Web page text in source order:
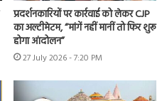
प्रदर्शनकारियों पर कार्रवाई को लेकर CJP
का अल्टीमेटम, “मांगें नहीं मानीं तो फिर शुरू
होगा आंदोलन”
27 July 2026 - 7:20 PM